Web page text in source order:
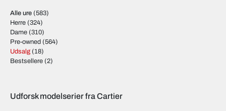
Cartier Tank Louis
Cartier Tank Solo
Cartier Tankissime
Cartier Tonneau
Cartier Tortue
Leder du efter et Cartier ur, der ikke findes i vores katalog? Måske
Alle ure (583)
Herre (324)
Dame (310)
Pre-owned (564)
Udsalg (18)
Bestsellere (2)
Udforsk modelserier fra Cartier